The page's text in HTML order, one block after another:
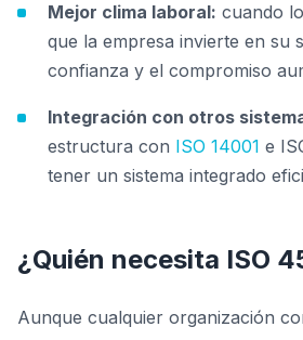
Mejor clima laboral: cuando
que la empresa invierte en su
confianza y el compromiso
Integración con otros
estructura con ISO 14001 e
tener un sistema integrado
¿Quién necesita ISO
Aunque cualquier organización